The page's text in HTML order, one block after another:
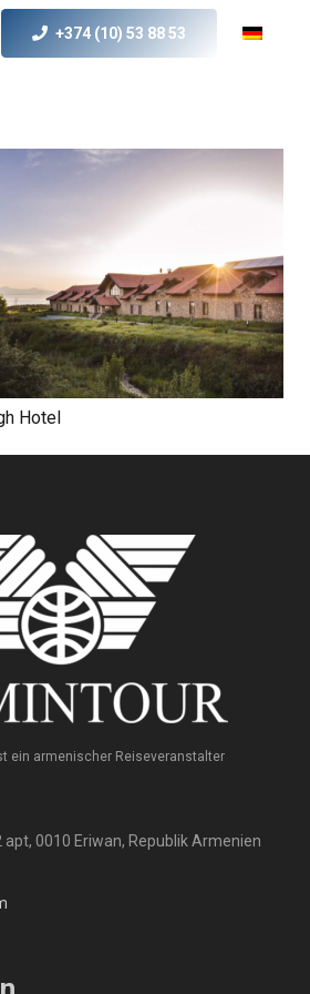
+374 (10) 53 88 53
Hotel
ein armenischer Reiseveranstalter
0010 Eriwan, Republik Armenien